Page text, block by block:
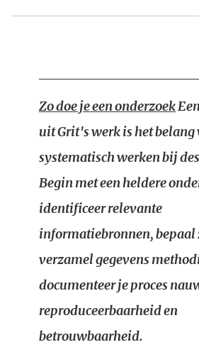
Zo doe je een onderzoek
uit Grit's werk is het belang
systematisch werken bij
Begin met een heldere
identificeer relevante
informatiebronnen, bepaal
verzamel gegevens
documenteer je proces
reproduceerbaarheid en
betrouwbaarheid.